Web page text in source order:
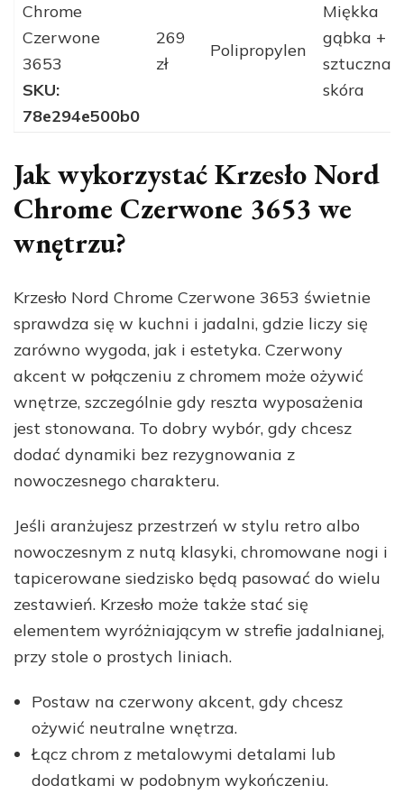
Chrome
Czerwone
3653
SKU:
78e294e500b0
269
zł
Polipropylen
Miękka
gąbka +
sztuczna
skóra
Jak wykorzystać Krzesło Nord
Chrome Czerwone 3653 we
wnętrzu?
Krzesło Nord Chrome Czerwone 3653 świetnie
sprawdza się w kuchni i jadalni, gdzie liczy się
zarówno wygoda, jak i estetyka. Czerwony
akcent w połączeniu z chromem może ożywić
wnętrze, szczególnie gdy reszta wyposażenia
jest stonowana. To dobry wybór, gdy chcesz
dodać dynamiki bez rezygnowania z
nowoczesnego charakteru.
Jeśli aranżujesz przestrzeń w stylu retro albo
nowoczesnym z nutą klasyki, chromowane nogi i
tapicerowane siedzisko będą pasować do wielu
zestawień. Krzesło może także stać się
elementem wyróżniającym w strefie jadalnianej,
przy stole o prostych liniach.
Postaw na czerwony akcent, gdy chcesz
ożywić neutralne wnętrza.
Łącz chrom z metalowymi detalami lub
dodatkami w podobnym wykończeniu.